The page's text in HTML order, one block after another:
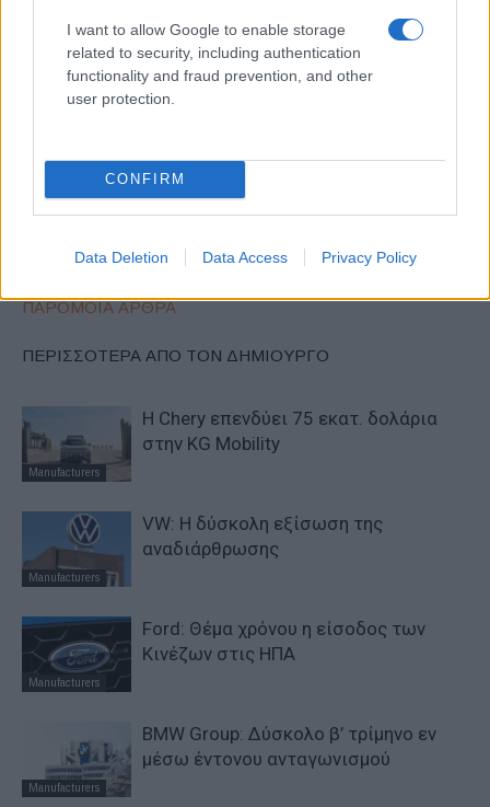
I want to allow Google to enable storage
related to security, including authentication
functionality and fraud prevention, and other
user protection.
CONFIRM
Data Deletion Data Access Privacy Policy
Προηγούμενο άρθρο
Αποτελέσματα πρώτου
εξαμήνου 2023 της Autohellas
Επόμενο άρθρο
Μεταφορών και Logistics
ΠΑΡΟΜΟΙΑ ΑΡΘΡΑ
ΠΕΡΙΣΣΟΤΕΡΑ ΑΠΟ ΤΟΝ ΔΗΜΙΟΥΡΓΟ
Manufacturers
Η Chery επενδύει 75 εκατ. δολάρια
στην KG Mobility
Manufacturers
VW: Η δύσκολη εξίσωση της
αναδιάρθρωσης
Manufacturers
Ford: Θέμα χρόνου η είσοδος των
Κινέζων στις ΗΠΑ
Manufacturers
BMW Group: Δύσκολο β’ τρίμηνο εν
μέσω έντονου ανταγωνισμού